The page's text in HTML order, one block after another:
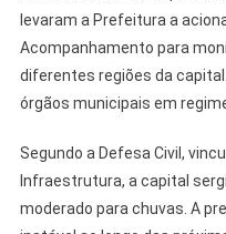
Bairros
De
Aracaju
Em
levaram a Prefeitura a
Acompanhamento para
diferentes regiões da
órgãos municipais em
Segundo a Defesa Civil,
Infraestrutura, a capital
moderado para chuvas. A